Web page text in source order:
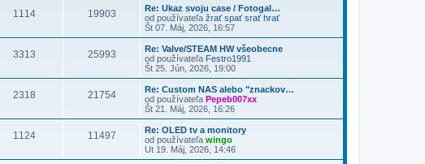
1114 19903
Re: Ukaz svoju case / Fotogal…
od používateľa žrať spať srať hrať
Št 07. Máj, 2026, 16:57
3313 25993
Re: Valve/STEAM HW všeobecne
od používateľa Festro1991
Št 25. Jún, 2026, 19:00
2318 21754
Re: Custom NAS alebo "znackov…
od používateľa Pepeb007xx
Št 21. Máj, 2026, 16:26
1124 11497
Re: OLED tv a monitory
od používateľa wingo
Ut 19. Máj, 2026, 14:46